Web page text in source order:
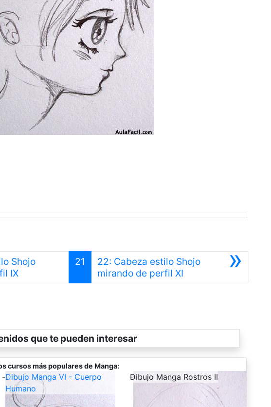
Shojo
IXAnterior
21 »
22: Cabeza estilo Shojo
mirando de perfil XI
que te pueden interesar
cursos más populares de Manga:
-Dibujo Manga VI - Cuerpo
Humano
-
Dibujo Manga Rostros II